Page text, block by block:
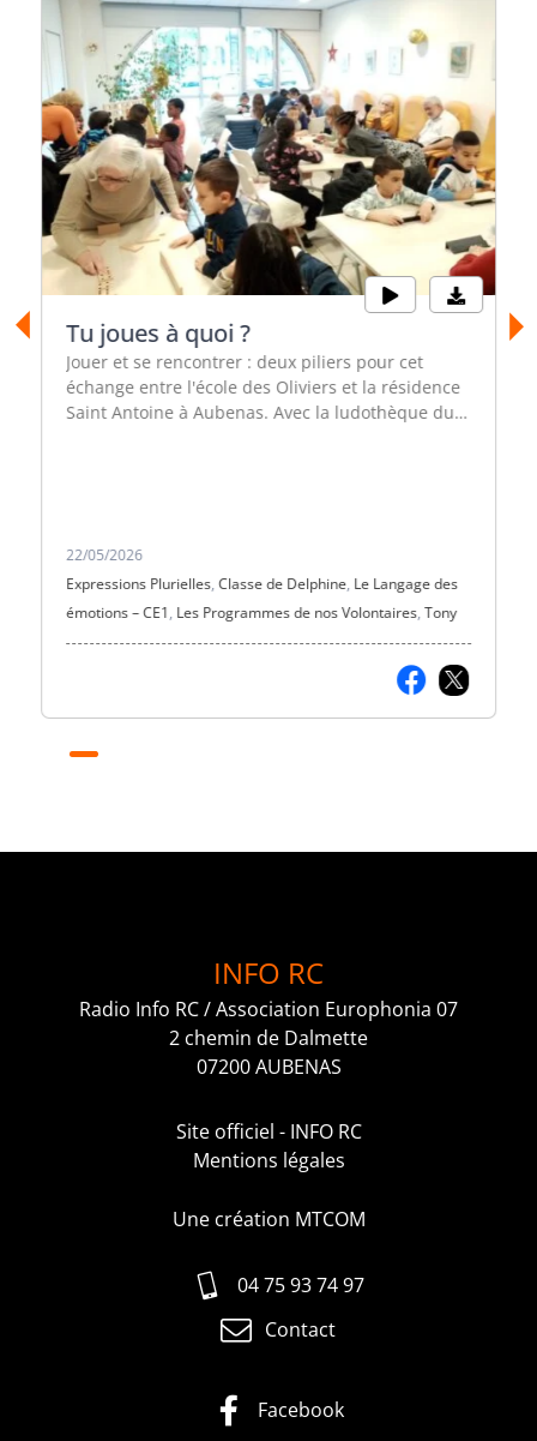
Tu joues à quoi ?
Jouer et se rencontrer : deux piliers pour cet
échange entre l'école des Oliviers et la résidence
Saint Antoine à Aubenas. Avec la ludothèque du
22/05/2026
Expressions Plurielles,Classe de Delphine, Le Langage des
émotions – CE1, Les Programmes de nos Volontaires,Tony
INFO RC
Radio Info RC / Association Europhonia 07
2 chemin de Dalmette
07200 AUBENAS
Site officiel - INFO RC
Mentions légales
Une création MTCOM
04 75 93 74 97
Contact
Facebook